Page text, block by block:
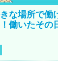
な場所で働
働いたその